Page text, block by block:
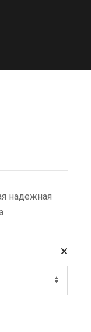
надежная